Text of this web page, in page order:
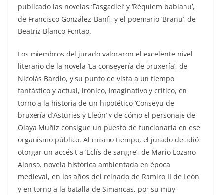
publicado las novelas ‘Fasgadiel’ y ‘Réquiem babianu’,
de Francisco González-Banfi, y el poemario ‘Branu’, de
Beatriz Blanco Fontao.
Los miembros del jurado valoraron el excelente nivel
literario de la novela ‘La conseyería de bruxería’, de
Nicolás Bardio, y su punto de vista a un tiempo
fantástico y actual, irónico, imaginativo y crítico, en
torno a la historia de un hipotético ‘Conseyu de
bruxería d’Asturies y Lleón’ y de cómo el personaje de
Olaya Muñiz consigue un puesto de funcionaria en ese
organismo público. Al mismo tiempo, el jurado decidió
otorgar un accésit a ‘Eclís de sangre’, de Mario Lozano
Alonso, novela histórica ambientada en época
medieval, en los años del reinado de Ramiro II de León
y en torno a la batalla de Simancas, por su muy